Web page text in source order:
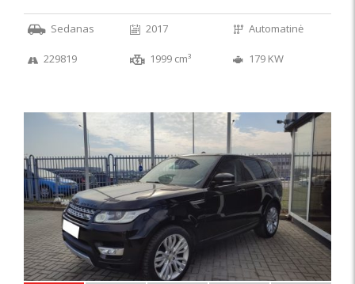
Sedanas 2017 Automatinė
229819 1999 cm³ 179 KW